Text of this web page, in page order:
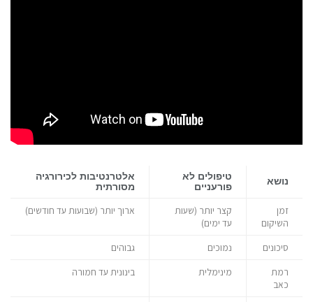
נושא
טיפולים לא
פורעניים
אלטרנטיבות לכירורגיה
מסורתית
זמן
השיקום
קצר יותר (שעות
עד ימים)
ארוך יותר (שבועות עד חודשים)
סיכונים נמוכים
גבוהים
רמת
כאב
מינימלית בינונית עד חמורה